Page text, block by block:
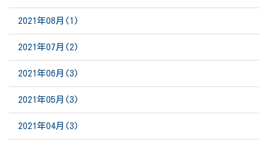
2021年08月(1)
2021年07月(2)
2021年06月(3)
2021年05月(3)
2021年04月(3)